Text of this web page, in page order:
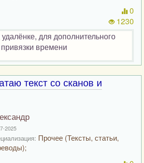
0
1230
для дополнительного
времени
текст со сканов и
2025
Прочее (Тексты, статьи,